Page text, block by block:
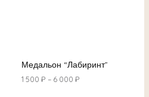
Медальон “Лабиринт”
1 500 ₽ – 6 000 ₽